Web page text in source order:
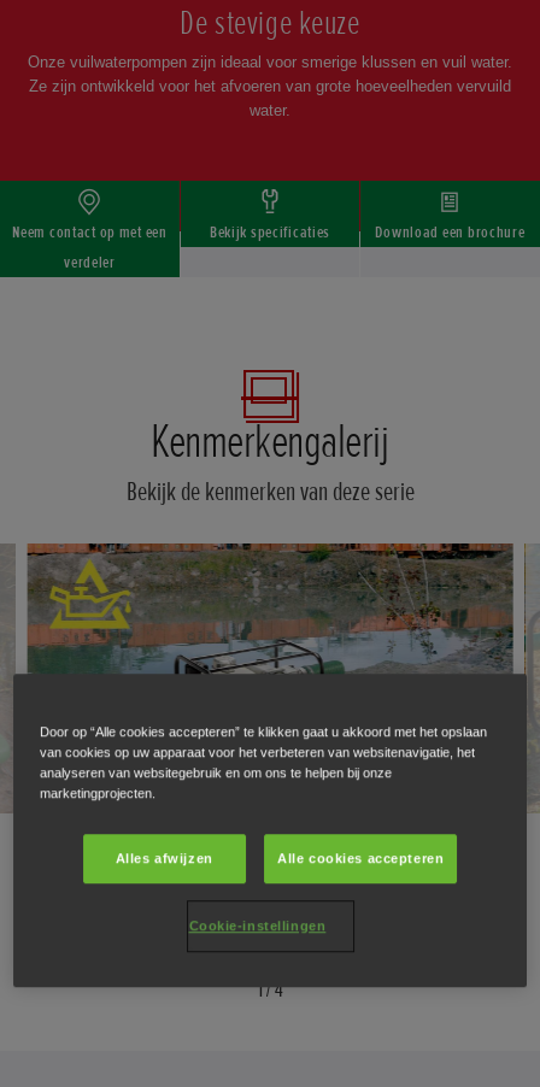
De stevige keuze
Onze vuilwaterpompen zijn ideaal voor smerige klussen en vuil water.
Ze zijn ontwikkeld voor het afvoeren van grote hoeveelheden vervuild
water.
Neem contact op met een
verdeler
Bekijk specificaties Download een brochure
Kenmerkengalerij
Bekijk de kenmerken van deze serie
Oil-Alert™
En dankzij de Oil-Alert™-technologie gaat de motor automatisch uit als
het olieniveau onder een veilig niveau komt.
1/4
Door op “Alle cookies accepteren” te klikken gaat u akkoord met het opslaan
van cookies op uw apparaat voor het verbeteren van websitenavigatie, het
analyseren van websitegebruik en om ons te helpen bij onze
marketingprojecten.
Alles afwijzen Alle cookies accepteren
Cookie-instellingen